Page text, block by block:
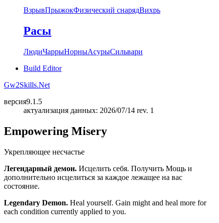
ВзрывПрыжокФизический снарядВихрь
Расы
ЛюдиЧаррыНорныАсурыСильвари
Build Editor
Gw2Skills.Net
версия9.1.5
актуализация данных: 2026/07/14 rev. 1
Empowering Misery
Укрепляющее несчастье
Легендарный демон. Исцелить себя. Получить Мощь и
дополнительно исцелиться за каждое лежащее на вас
состояние.
Legendary Demon. Heal yourself. Gain might and heal more for
each condition currently applied to you.